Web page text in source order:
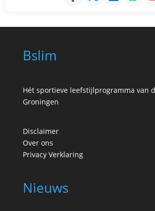
Bslim
Hét sportieve leefstijlprogramma van
Groningen
Disclaimer
Over ons
Privacy Verklaring
Nieuws